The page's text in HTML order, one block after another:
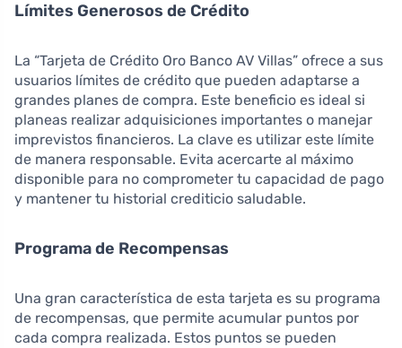
Límites Generosos de Crédito
La “Tarjeta de Crédito Oro Banco AV Villas” ofrece a sus
usuarios límites de crédito que pueden adaptarse a
grandes planes de compra. Este beneficio es ideal si
planeas realizar adquisiciones importantes o manejar
imprevistos financieros. La clave es utilizar este límite
de manera responsable. Evita acercarte al máximo
disponible para no comprometer tu capacidad de pago
y mantener tu historial crediticio saludable.
Programa de Recompensas
Una gran característica de esta tarjeta es su programa
de recompensas, que permite acumular puntos por
cada compra realizada. Estos puntos se pueden